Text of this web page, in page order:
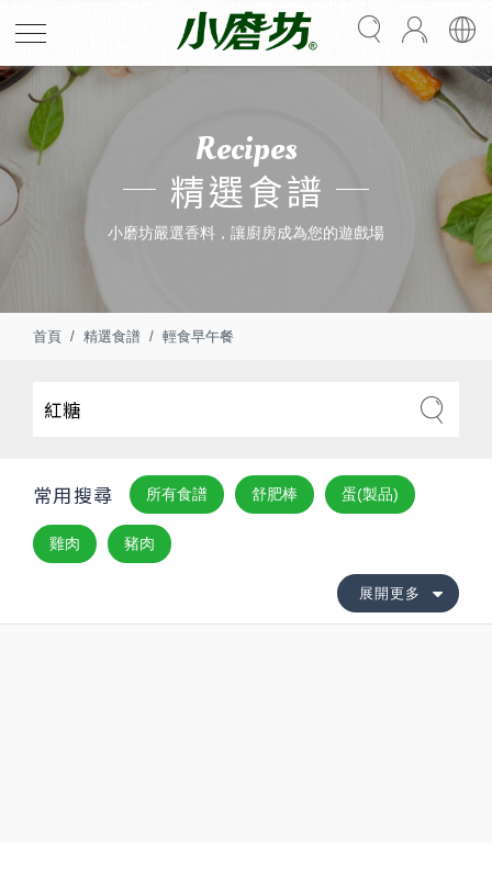
Recipes
精選食譜
小磨坊嚴選香料，讓廚房成為您的遊戲場
首頁 精選食譜 輕食早午餐
常用搜尋 所有食譜 舒肥棒 蛋(製品)
雞肉 豬肉
展開更多